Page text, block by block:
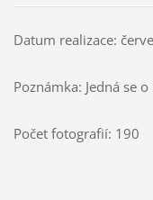
Datum realizace:
Poznámka: Jedná se
Počet fotografií: 190